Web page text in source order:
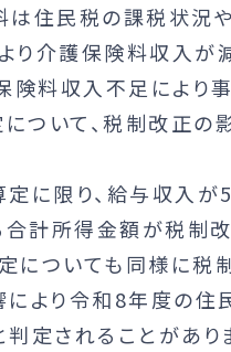
は住民税の課税状況
り介護保険料収入が
険料収入不足により
ついて、税制改正の
に限り、給与収入
計所得金額が税制
についても同様に税
により令和8年度の住
定されることがあり